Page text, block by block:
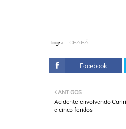
Tags: CEARÁ
Facebook
ANTIGOS
Acidente envolvendo
e cinco feridos